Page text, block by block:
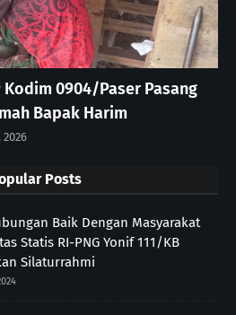
Kodim 0904/Paser Pasang
Bapak Harim
2026
Posts
Baik Dengan Masyarakat
Statis RI-PNG Yonif 111/KB
Silaturrahmi